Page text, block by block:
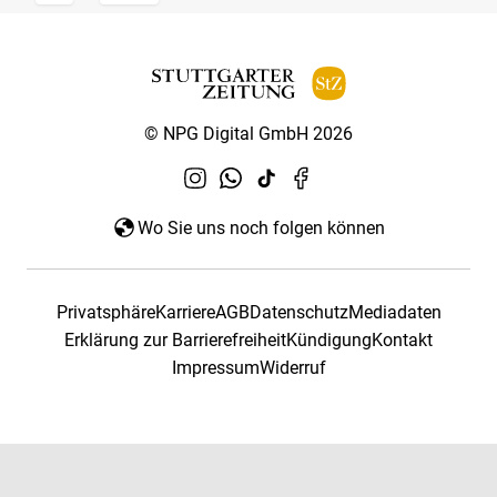
© NPG Digital GmbH 2026
Wo Sie uns noch folgen können
PrivatsphäreKarriereAGBDatenschutzMediadaten
Erklärung zur BarrierefreiheitKündigungKontakt
ImpressumWiderruf